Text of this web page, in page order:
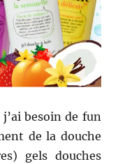
besoin de fun
de la douche
gels douches